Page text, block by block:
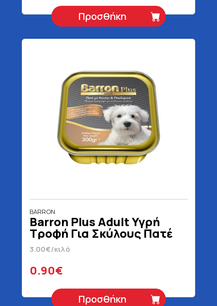
Προσθήκη
BARRON
Barron Plus Adult Υγρή
Τροφή Για Σκύλους Πατέ
Με Κυνήγι & Πουλερικά
300 gr
3.00€/κιλό
0.90€
Προσθήκη